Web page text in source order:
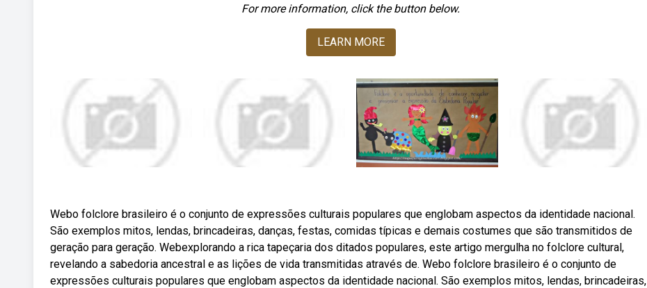
For more information, click the button below.
LEARN MORE
Web⁠o folclore brasileiro é o conjunto de expressões culturais populares que englobam aspectos da identidade nacional.
São exemplos mitos, lendas, brincadeiras, danças, festas, comidas típicas e demais costumes que são transmitidos de
geração para geração. Webexplorando a rica tapeçaria dos ditados populares, este artigo mergulha no folclore cultural,
revelando a sabedoria ancestral e as lições de vida transmitidas através de. Web⁠o folclore brasileiro é o conjunto de
expressões culturais populares que englobam aspectos da identidade nacional. São exemplos mitos, lendas, brincadeiras,